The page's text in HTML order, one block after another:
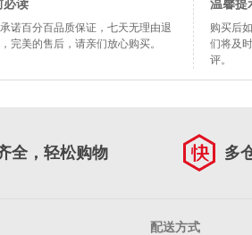
必读
诺百分百品质保证，七天无理由退
完美的售后，请亲们放心购买。
温馨提
购买后
们将及
评。
全，轻松购物 多
配送方式